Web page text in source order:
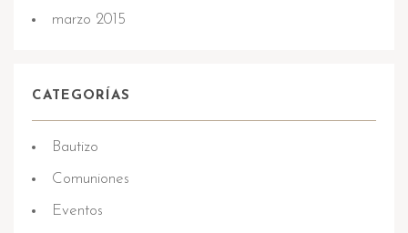
marzo 2015
CATEGORÍAS
Bautizo
Comuniones
Eventos